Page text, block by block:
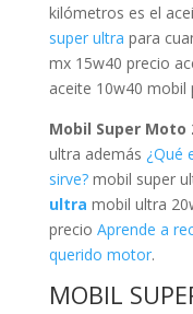
kilómetros es el
super ultra para
mx 15w40 precio
aceite 10w40 mobil
Mobil Super Moto
ultra además ¿Qué
sirve?mobil super
ultra mobil ultra
precio Aprende a
querido motor.
MOBIL